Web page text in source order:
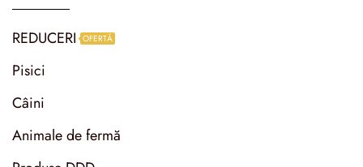
REDUCERI OFERTĂ
Pisici
Câini
Animale de fermă